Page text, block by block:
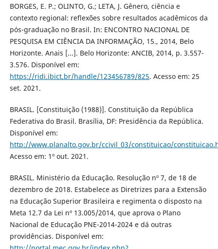
BORGES, E. P.; OLINTO, G.; LETA, J. Gênero, ciência e
contexto regional: reflexões sobre resultados acadêmicos da
pós-graduação no Brasil. In: ENCONTRO NACIONAL DE
PESQUISA EM CIÊNCIA DA INFORMAÇÃO, 15., 2014, Belo
Horizonte. Anais [...]. Belo Horizonte: ANCIB, 2014, p. 3.557-
3.576. Disponível em:
https://ridi.ibict.br/handle/123456789/825. Acesso em: 25
set. 2021.
BRASIL. [Constituição (1988)]. Constituição da República
Federativa do Brasil. Brasília, DF: Presidência da República.
Disponível em:
http://www.planalto.gov.br/ccivil_03/constituicao/
Acesso em: 1º out. 2021.
BRASIL. Ministério da Educação. Resolução nº 7, de 18 de
dezembro de 2018. Estabelece as Diretrizes para a Extensão
na Educação Superior Brasileira e regimenta o disposto na
Meta 12.7 da Lei nº 13.005/2014, que aprova o Plano
Nacional de Educação PNE-2014-2024 e dá outras
providências. Disponível em: